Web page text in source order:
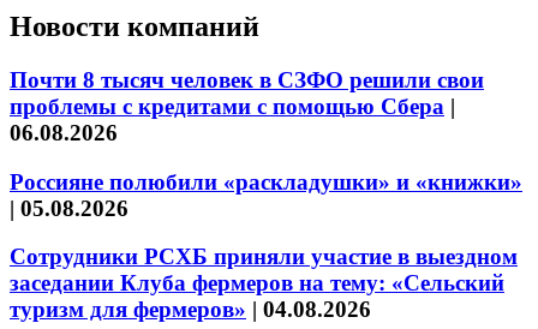
Новости компаний
Почти 8 тысяч человек в СЗФО решили свои
проблемы с кредитами с помощью Сбера |
06.08.2026
Россияне полюбили «раскладушки» и «книжки»
| 05.08.2026
Сотрудники РСХБ приняли участие в выездном
заседании Клуба фермеров на тему: «Сельский
туризм для фермеров» | 04.08.2026